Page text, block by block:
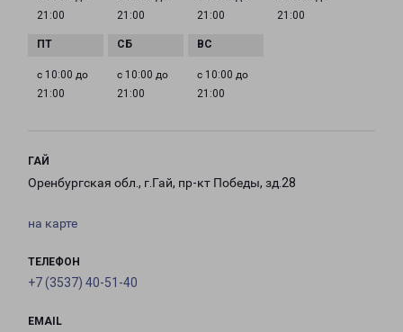
21:00
21:00
21:00
21:00
с 10:00 до
21:00
с 10:00 до
21:00
с 10:00 до
21:00
ГАЙ
Оренбургская обл., г.Гай, пр-кт Победы, зд.28
на карте
ТЕЛЕФОН
+7 (3537) 40-51-40
EMAIL